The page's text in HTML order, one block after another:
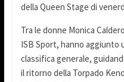
della Queen Stage di
Tra le donne Monica
ISB Sport, hanno aggiunto
classifica generale,
il ritorno della Torpado